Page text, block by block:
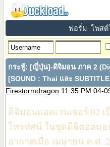
ฟอรั่ม โพส
กระทู้:[ญี่ปุ่น]-ดิจิมอน ภาค 2
[SOUND : Thai และ
Firestormdragon 11:35 PM 04-
ดิจิมอนแอดเวนเจอร์ 02
โทรทัศน์ ในชุดดิจิตอลมอ
อากาศเมื่อ เมษายน ค.ศ.